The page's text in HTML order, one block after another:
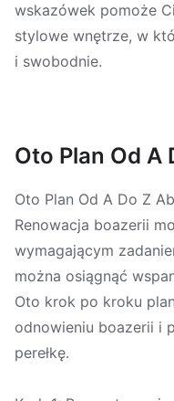
wskazówek pomoże
stylowe wnętrze, w
i swobodnie.
Oto Plan Od A
Oto Plan Od A Do Z
Renowacja boazerii
wymagającym
można osiągnąć
Oto krok po kroku
odnowieniu boazerii i
perełkę.